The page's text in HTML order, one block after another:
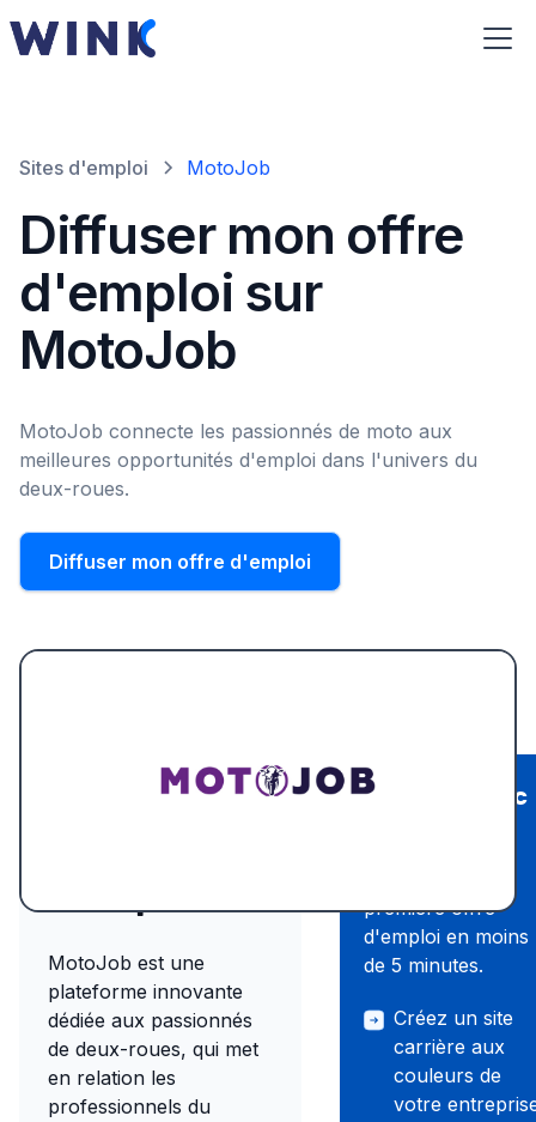
Sites d'emploi MotoJob
Diffuser mon offre
d'emploi sur
MotoJob
MotoJob connecte les passionnés de moto aux
meilleures opportunités d'emploi dans l'univers du
deux-roues.
Diffuser mon offre d'emploi
Présentation
MotoJob est une
plateforme innovante
dédiée aux passionnés
de deux-roues, qui met
en relation les
professionnels du
Recruter avec
première offre
d'emploi en moins
de 5 minutes.
Créez un site
carrière aux
couleurs de
votre